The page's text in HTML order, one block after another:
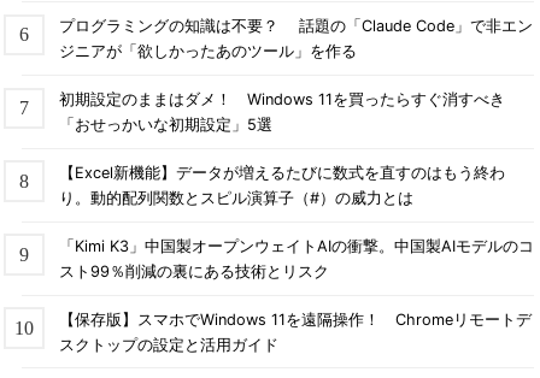
Windows 2000／Windows XPのICSを活用する（NATを
利用する方法）（1）（TIPS）
WindowsのVirtual Routerで仮想無線LANルーターを構築
する
（TIPS）
「Tech TIPS」
プログラミングの知識は不要？ 話題の「Claude Code」で非エン
ジニアが「欲しかったあのツール」を作る
初期設定のままはダメ！ Windows 11を買ったらすぐ消すべき
「おせっかいな初期設定」5選
【Excel新機能】データが増えるたびに数式を直すのはもう終わ
り。動的配列関数とスピル演算子（#）の威力とは
「Kimi K3」中国製オープンウェイトAIの衝撃。中国製AIモデルのコ
スト99％削減の裏にある技術とリスク
【保存版】スマホでWindows 11を遠隔操作！ Chromeリモートデ
スクトップの設定と活用ガイド